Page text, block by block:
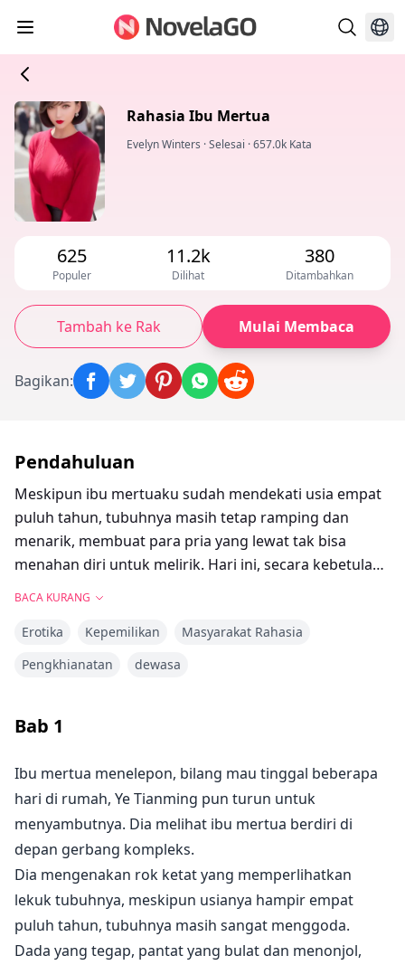
Rahasia Ibu Mertua
Evelyn Winters ·Selesai ·657.0k Kata
625
Populer
11.2k
Dilihat
380
Ditambahkan
Tambah ke Rak Mulai Membaca
Bagikan:
Pendahuluan
Meskipun ibu mertuaku sudah mendekati usia empat
puluh tahun, tubuhnya masih tetap ramping dan
menarik, membuat para pria yang lewat tak bisa
menahan diri untuk melirik. Hari ini, secara kebetulan
BACA KURANG
Erotika Kepemilikan
Masyarakat Rahasia
Pengkhianatan
dewasa
Bab 1
Ibu mertua menelepon, bilang mau tinggal beberapa
hari di rumah, Ye Tianming pun turun untuk
menyambutnya. Dia melihat ibu mertua berdiri di
depan gerbang kompleks.
Dia mengenakan rok ketat yang memperlihatkan
lekuk tubuhnya, meskipun usianya hampir empat
puluh tahun, tubuhnya masih sangat menggoda.
Dada yang tegap, pantat yang bulat dan menonjol,